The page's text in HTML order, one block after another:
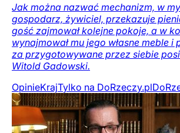
Jak można nazwać mechanizm, w
gospodarz, żywiciel, przekazuje
gość zajmował kolejne pokoje, a w
wynajmował mu jego własne meble i
za przygotowywane przez siebie
Witold Gadowski.
OpinieKrajTylko na DoRzeczy.pl